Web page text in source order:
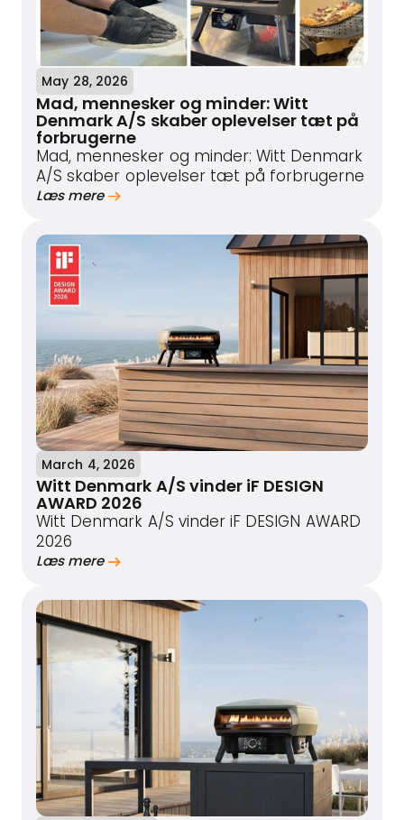
May 28, 2026
Mad, mennesker og minder: Witt
Denmark A/S skaber oplevelser tæt på
forbrugerne
Mad, mennesker og minder: Witt Denmark
A/S skaber oplevelser tæt på forbrugerne
Læs mere
March 4, 2026
Witt Denmark A/S vinder iF DESIGN
AWARD 2026
Witt Denmark A/S vinder iF DESIGN AWARD
2026
Læs mere